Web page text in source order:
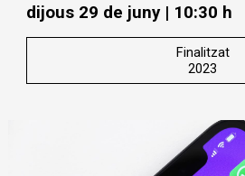
dijous 29 de juny| 10:30 h
Finalitzat
2023